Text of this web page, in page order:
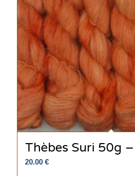
Thèbes Suri 50g
20.00 €